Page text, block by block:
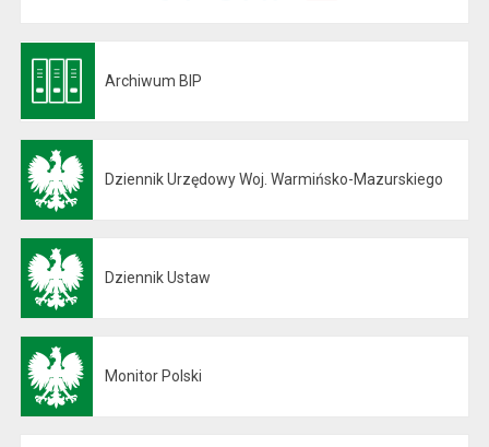
Archiwum BIP
Dziennik Urzędowy Woj. Warmińsko-Mazurskiego
Dziennik Ustaw
Monitor Polski